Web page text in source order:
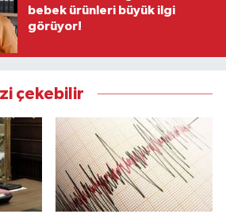
bebek ürünleri büyük ilgi
görüyor!
çekebilir